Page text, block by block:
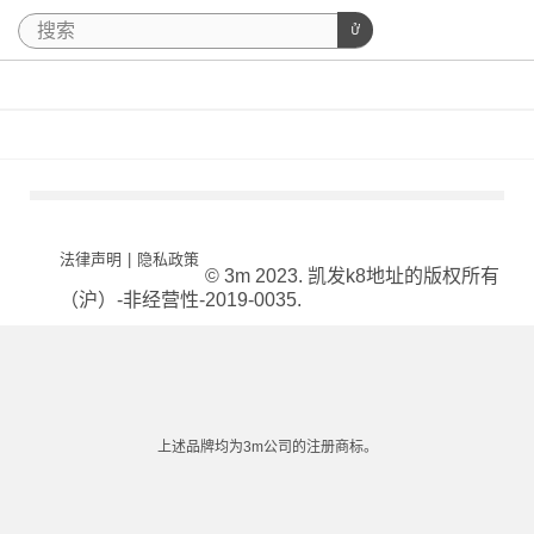
法律声明 | 隐私政策
© 3m 2023. 凯发k8地址的版权所有
（沪）-非经营性-2019-0035.
上述品牌均为3m公司的注册商标。